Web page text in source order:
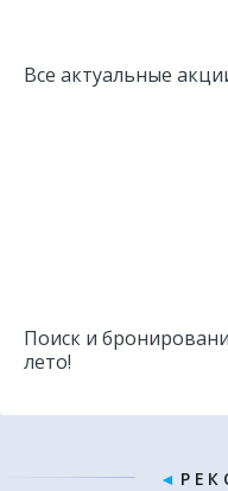
Все актуальные
Поиск и
лето!
◄ Р Е